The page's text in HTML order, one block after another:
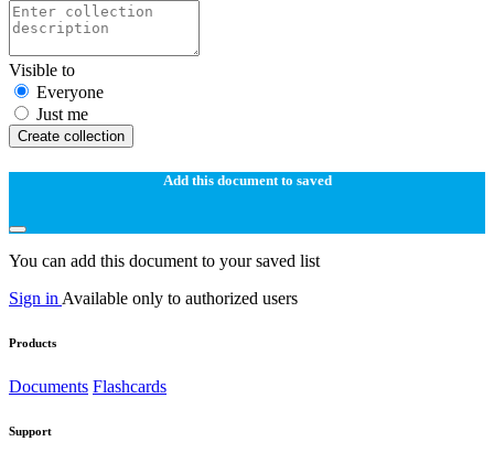
Visible to
Everyone
Just me
Create collection
Add this document to saved
You can add this document to your saved list
Sign in Available only to authorized users
Products
Documents Flashcards
Support